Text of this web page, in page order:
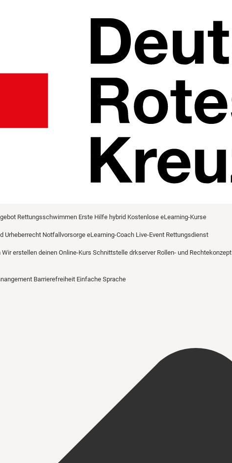
Rettungsschwimmen Erste Hilfe hybrid Kostenlose eLearning-Kurse
Urheberrecht Notfallvorsorge eLearning-Coach Live-Event Rettungsdienst
Wir erstellen deinen Online-Kurs Schnittstelle drkserver Rollen- und Rechtekonzept
Barrierefreiheit Einfache Sprache